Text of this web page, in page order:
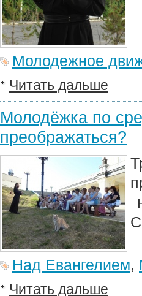
Молодежное
Читать дальше
Молодёжка по
преображаться?
Над Евангелием,
Читать дальше